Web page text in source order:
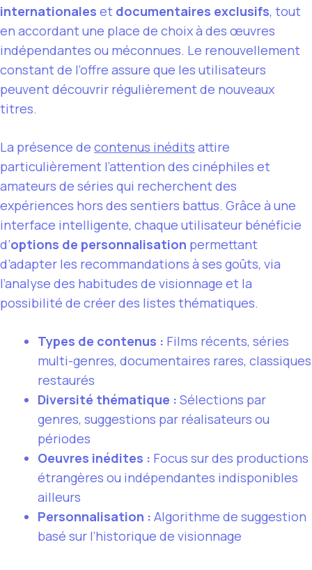
internationales et documentaires exclusifs, tout
en accordant une place de choix à des œuvres
indépendantes ou méconnues. Le renouvellement
constant de l’offre assure que les utilisateurs
peuvent découvrir régulièrement de nouveaux
titres.
La présence de contenus inédits attire
particulièrement l’attention des cinéphiles et
amateurs de séries qui recherchent des
expériences hors des sentiers battus. Grâce à une
interface intelligente, chaque utilisateur bénéficie
d’options de personnalisation permettant
d’adapter les recommandations à ses goûts, via
l’analyse des habitudes de visionnage et la
possibilité de créer des listes thématiques.
Types de contenus : Films récents, séries
multi-genres, documentaires rares, classiques
restaurés
Diversité thématique : Sélections par
genres, suggestions par réalisateurs ou
périodes
Oeuvres inédites : Focus sur des productions
étrangères ou indépendantes indisponibles
ailleurs
Personnalisation : Algorithme de suggestion
basé sur l’historique de visionnage